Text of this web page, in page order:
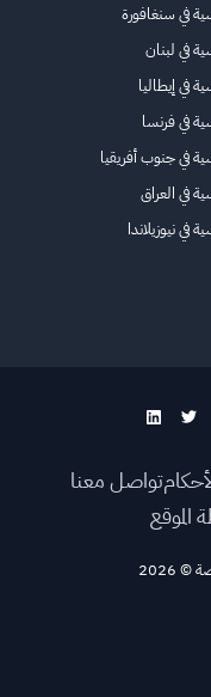
في سنغافورة
في لبنان
في إيطاليا
في فرنسا
في جنوب أفريقيا
في العراق
في نيوزيلاندا
تواصل معنا
الموقع
©
2026